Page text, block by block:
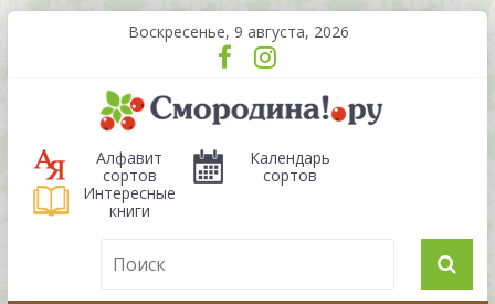
Воскресенье, 9 августа, 2026
Алфавит
сортов
Календарь
сортов
Интересные
книги